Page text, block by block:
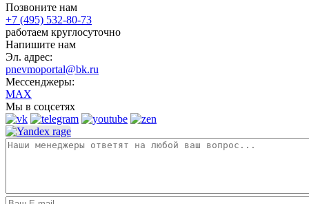
Позвоните нам
+7 (495) 532-80-73
работаем круглосуточно
Напишите нам
Эл. адрес:
pnevmoportal@bk.ru
Мессенджеры:
MAX
Мы в соцсетях